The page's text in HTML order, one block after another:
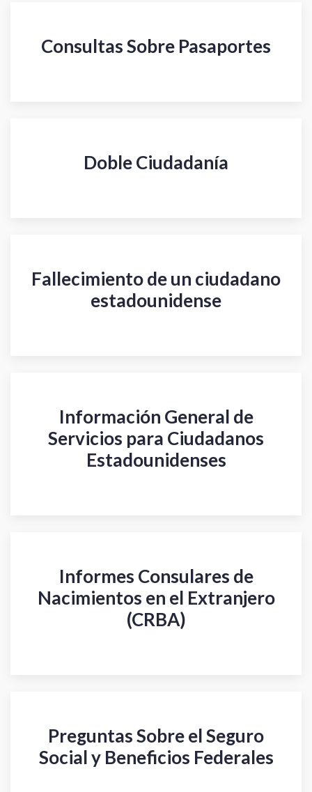
Consultas Sobre Pasaportes
Doble Ciudadanía
Fallecimiento de un ciudadano
estadounidense
Información General de
Servicios para Ciudadanos
Estadounidenses
Informes Consulares de
Nacimientos en el Extranjero
(CRBA)
Preguntas Sobre el Seguro
Social y Beneficios Federales